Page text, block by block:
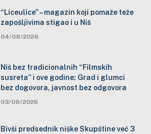
“Liceulice” – magazin koji pomaže teže
zapošljivima stigao i u Niš
04/08/2026
Niš bez tradicionalnih “Filmskih
susreta” i ove godine: Grad i glumci
bez dogovora, javnost bez odgovora
03/08/2026
Bivši predsednik niške Skupštine već 3